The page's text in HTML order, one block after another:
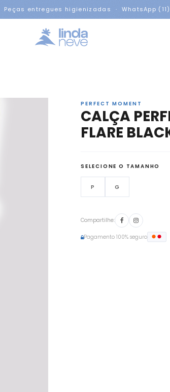
entregues higienizadas · WhatsApp (11)
PERFECT MOMENT
CALÇA
FLARE
SELECIONE O TAMANHO
P G
Compartilhe:
Pagamento 100% seguro